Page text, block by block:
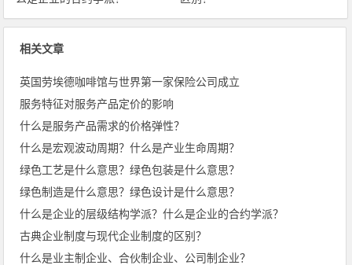
相关文章
英国劳埃德咖啡馆与世界第一家保险公司成立
服务特征对服务产品定价的影响
什么是服务产品需求的价格弹性？
什么是宏观波动周期？什么是产业生命周期？
绿色工艺是什么意思？绿色包装是什么意思？
绿色制造是什么意思？绿色设计是什么意思？
什么是企业的层级结构学派？什么是企业的合约学派？
古典企业制度与现代企业制度的区别？
什么是业主制企业、合伙制企业、公司制企业？